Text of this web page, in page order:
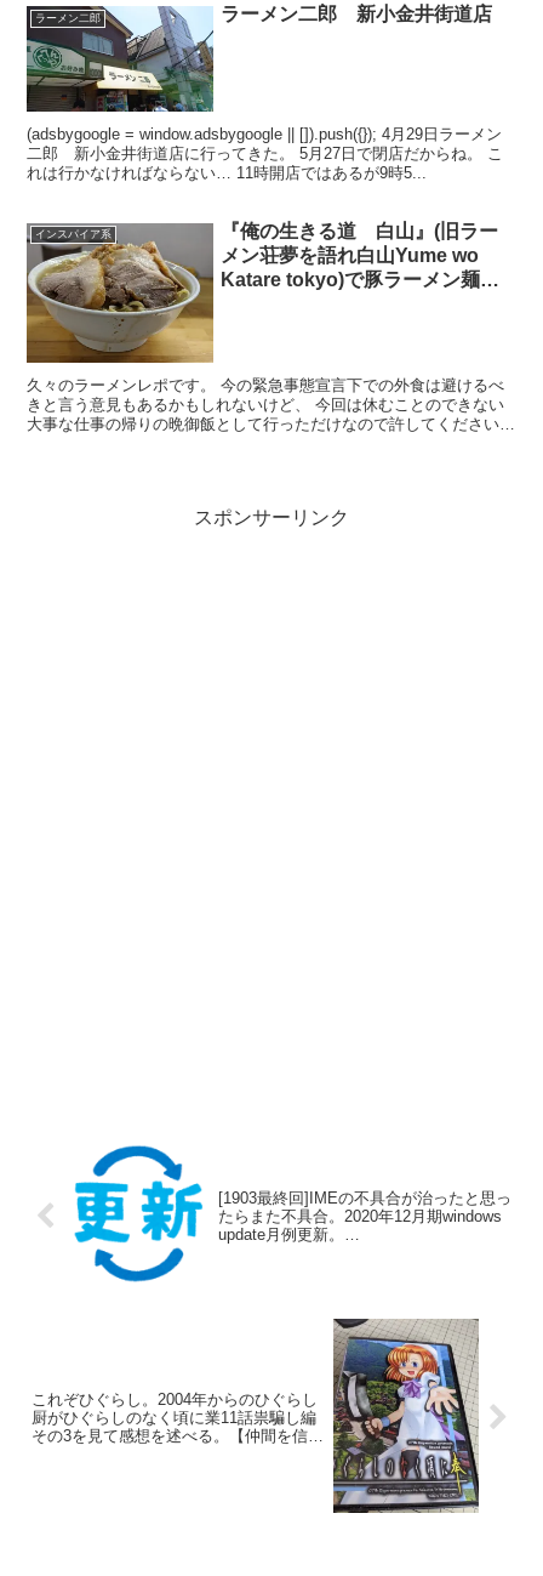
ラーメン二郎 ラーメン二郎 新小金井街道店
(adsbygoogle = window.adsbygoogle || []).push({}); 4月29日ラーメン
二郎 新小金井街道店に行ってきた。 5月27日で閉店だからね。 こ
れは行かなければならない… 11時開店ではあるが9時5...
インスパイア系
『俺の生きる道 白山』(旧ラー
メン荘夢を語れ白山Yume wo
Katare tokyo)で豚ラーメン麺マ
久々のラーメンレポです。 今の緊急事態宣言下での外食は避けるべ
きと言う意見もあるかもしれないけど、 今回は休むことのできない
大事な仕事の帰りの晩御飯として行っただけなので許してください。
スポンサーリンク
[1903最終回]IMEの不具合が治ったと思っ
たらまた不具合。2020年12月期windows
update月例更新。
これぞひぐらし。2004年からのひぐらし
厨がひぐらしのなく頃に業11話祟騙し編
その3を見て感想を述べる。【仲間を信じ